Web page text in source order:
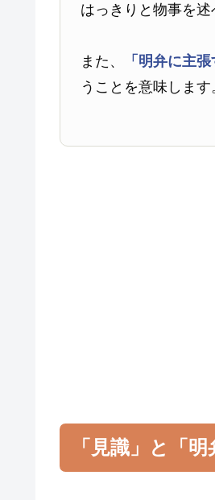
はっきりと物事を
また、 「明弁に主張
うことを意味します
「見識」と「